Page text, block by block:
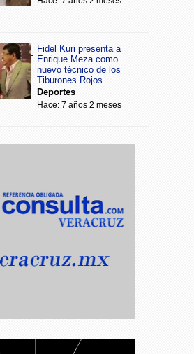
Fidel Kuri presenta a
Enrique Meza como
nuevo técnico de los
Tiburones Rojos
Deportes
Hace: 7 años 2 meses